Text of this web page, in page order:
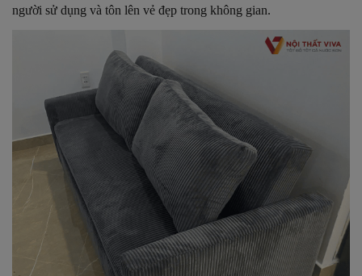
người sử dụng và tôn lên vẻ đẹp trong không gian.